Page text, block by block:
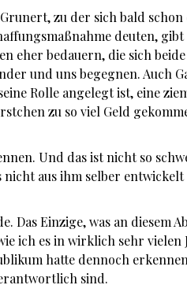
zu der sich bald schon
deuten, gibt
eher bedauern, die sich
und uns begegnen. Auch
Rolle angelegt ist, eine
zu so viel Geld
Und das ist nicht so
nicht aus ihm selber entwickelt
Das Einzige, was an diesem
ich es in wirklich sehr vielen
hatte dennoch erkennen
sind.